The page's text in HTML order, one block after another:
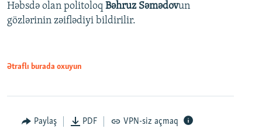
Həbsdə olan politoloq Bəhruz Səmədovun
gözlərinin zəiflədiyi bildirilir.
Ətraflı burada oxuyun
Paylaş PDF VPN-siz açmaq